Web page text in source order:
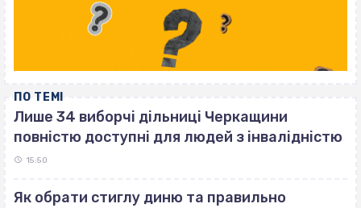
ПО ТЕМІ
Лише 34 виборчі дільниці Черкащини
повністю доступні для людей з інвалідністю
15:50
Як обрати стиглу диню та правильно